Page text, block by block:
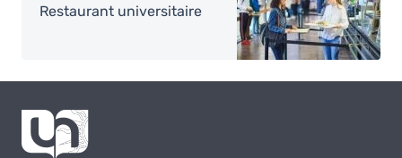
Restaurant universitaire